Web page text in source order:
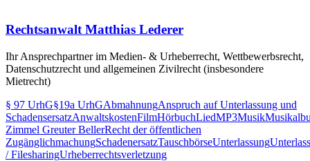
Rechtsanwalt Matthias Lederer
Ihr Ansprechpartner im Medien- & Urheberrecht, Wettbewerbsrecht,
Datenschutzrecht und allgemeinen Zivilrecht (insbesondere
Mietrecht)
§ 97 UrhG§19a UrhGAbmahnungAnspruch auf Unterlassung und
SchadensersatzAnwaltskostenFilmHörbuchLiedMP3Musik
Zimmel Greuter BellerRecht der öffentlichen
ZugänglichmachungSchadenersatzTauschbörseUnterlassung
/ FilesharingUrheberrechtsverletzung